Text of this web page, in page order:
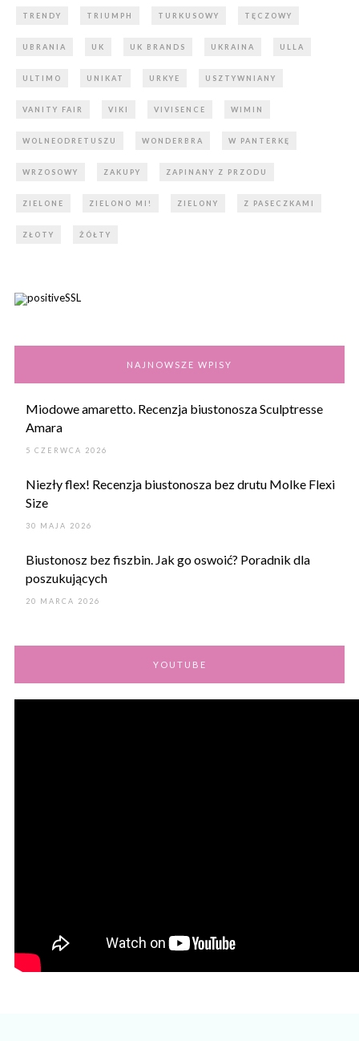
TRENDY TRIUMPH TURKUSOWY TĘCZOWY
UBRANIA UK UK BRANDS UKRAINA ULLA
ULTIMO UNIKAT URKYE USZTYWNIANY
VANITY FAIR VIKI VIVISENCE WIMIN
WOLNEODRETUSZU WONDERBRA W PANTERKĘ
WRZOSOWY ZAKUPY ZAPINANY Z PRZODU
ZIELONE ZIELONO MI! ZIELONY Z PASECZKAMI
ZŁOTY ŻÓŁTY
NAJNOWSZE WPISY
Miodowe amaretto. Recenzja biustonosza Sculptresse
Amara
5 CZERWCA 2026
Niezły flex! Recenzja biustonosza bez drutu Molke Flexi
Size
30 MAJA 2026
Biustonosz bez fiszbin. Jak go oswoić? Poradnik dla
poszukujących
20 MARCA 2026
YOUTUBE